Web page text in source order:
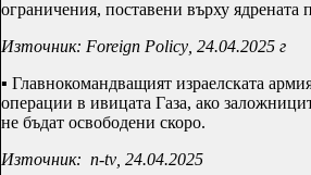
ограничения, поставени върху
Източник: Foreign Policy , 24.04.2025 г
▪ Главнокомандващият израелската
операции в ивицата Газа, ако
не бъдат освободени скоро.
Източник: n-tv , 24.04.2025